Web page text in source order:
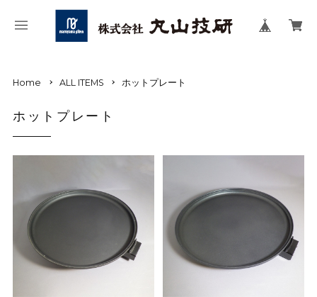
Home ALL ITEMS ホットプレート
ホットプレート